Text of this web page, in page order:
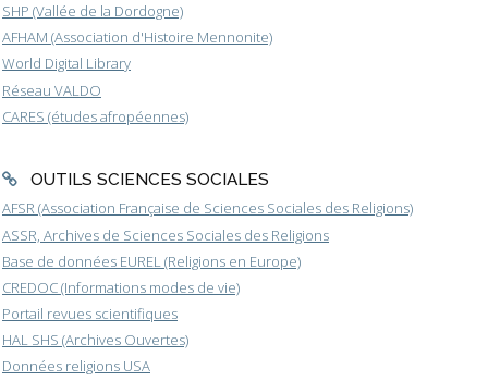
SHP (Vallée de la Dordogne)
AFHAM (Association d'Histoire Mennonite)
World Digital Library
Réseau VALDO
CARES (études afropéennes)
OUTILS SCIENCES SOCIALES
AFSR (Association Française de Sciences Sociales des Religions)
ASSR, Archives de Sciences Sociales des Religions
Base de données EUREL (Religions en Europe)
CREDOC (Informations modes de vie)
Portail revues scientifiques
HAL SHS (Archives Ouvertes)
Données religions USA